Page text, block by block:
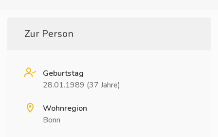
Zur Person
Geburtstag
28.01.1989 (37 Jahre)
Wohnregion
Bonn